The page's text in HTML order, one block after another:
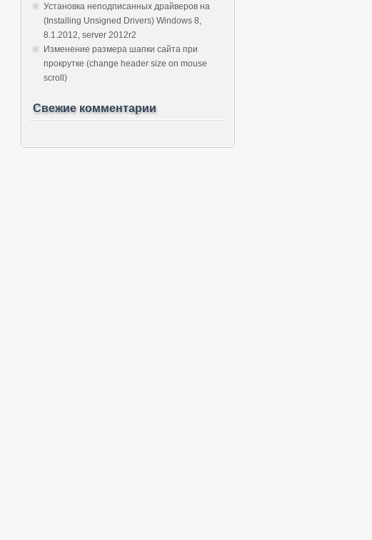
Установка неподписанных драйверов на
(Installing Unsigned Drivers) Windows 8,
8.1.2012, server 2012r2
Изменение размера шапки сайта при
прокрутке (change header size on mouse
scroll)
Свежие комментарии